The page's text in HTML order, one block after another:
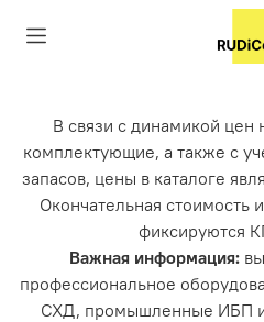
В связи с динамикой цен
комплектующие, а также с
запасов, цены в каталоге
Окончательная стоимость
фиксируются
Важная информация:
профессиональное
СХД, промышленные ИБП